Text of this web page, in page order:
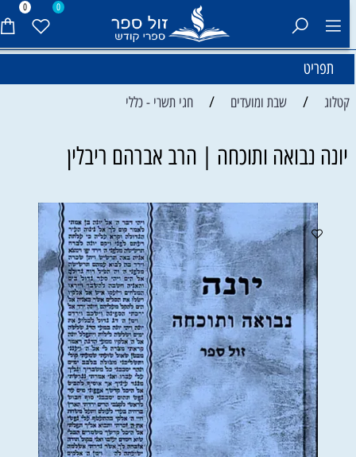
0 0
תפריט
קטלוג / שבת ומועדים / חגי תשרי - כללי
יונה נבואה ותוכחה | הרב אברהם ריבלין